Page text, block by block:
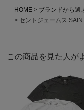
HOME ブランドから選
セントジェームス
この商品を見た人が